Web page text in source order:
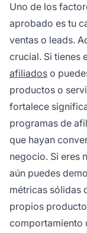
Uno de los
aprobado es tu
ventas o leads.
crucial. Si tienes
afiliados o
productos o
fortalece
programas de
que hayan
negocio. Si eres
aún puedes
métricas sólidas
propios
comportamiento